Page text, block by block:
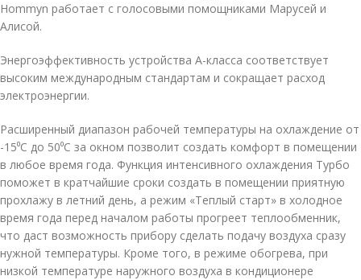
Hommyn работает с голосовыми помощниками Марусей и
Алисой.
Энергоэффективность устройства А-класса соответствует
высоким международным стандартам и сокращает расход
электроэнергии.
Расширенный диапазон рабочей температуры на охлаждение от
-15⁰С до 50⁰С за окном позволит создать комфорт в помещении
в любое время года. Функция интенсивного охлаждения Турбо
поможет в кратчайшие сроки создать в помещении приятную
прохлажу в летний день, а режим «Теплый старт» в холодное
время года перед началом работы прогреет теплообменник,
что даст возможность прибору сделать подачу воздуха сразу
нужной температуры. Кроме того, в режиме обогрева, при
низкой температуре наружного воздуха в кондиционере